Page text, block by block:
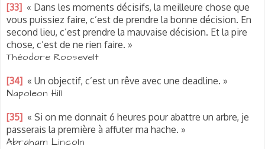
[33] « Dans les moments décisifs, la meilleure chose que
vous puissiez faire, c’est de prendre la bonne décision. En
second lieu, c’est prendre la mauvaise décision. Et la pire
chose, c’est de ne rien faire. »
Théodore Roosevelt
[34] « Un objectif, c’est un rêve avec une deadline. »
Napoleon Hill
[35] « Si on me donnait 6 heures pour abattre un arbre, je
passerais la première à affuter ma hache. »
Abraham Lincoln